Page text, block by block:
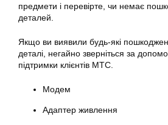
предмети і перевірте, чи немає
деталей.
Якщо ви виявили будь-які
деталі, негайно зверніться за
підтримки клієнтів МТС.
Модем
Адаптер живлення